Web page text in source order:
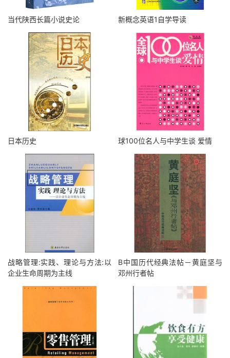
当代陕西长篇小说史论 新概念英语1自学导读
日本历史 球100位名人与中学生谈 爱情
战略管理:实践、理论与方法:以
企业生命周期为主线
B中国历代经典法帖－黄庭坚与
邓州行者帖